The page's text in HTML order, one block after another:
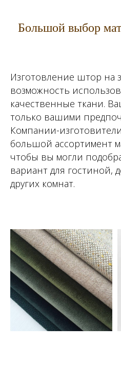
Большой выбор
Изготовление штор на
возможность
качественные ткани.
только вашими
Компании-
большой ассортимент
чтобы вы могли
вариант для гостиной,
других комнат.